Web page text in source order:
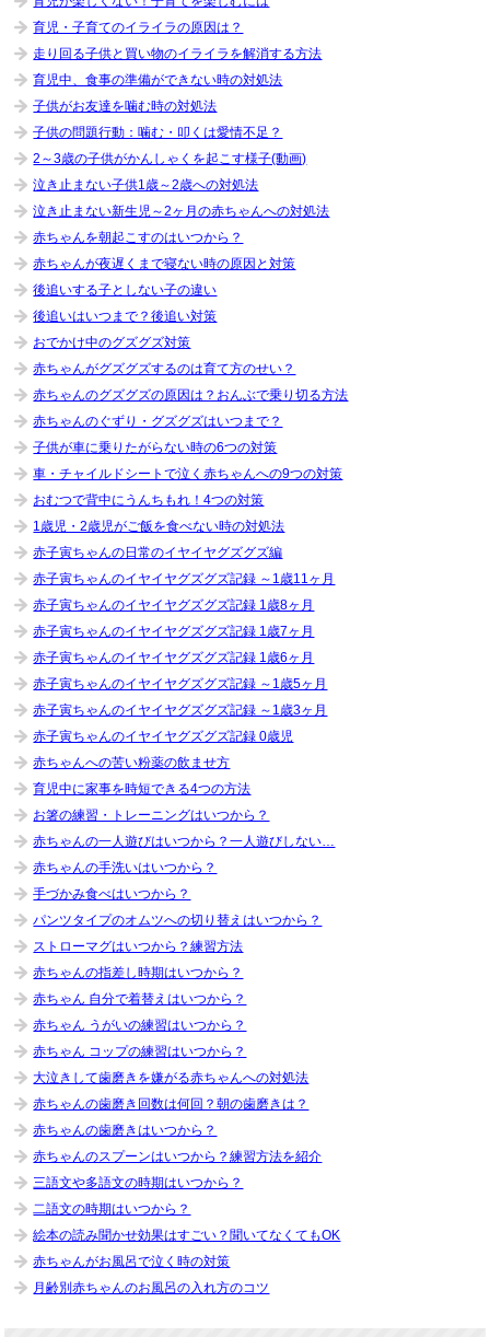
育児・子育てのイライラの原因は？
走り回る子供と買い物のイライラを解消する方法
育児中、食事の準備ができない時の対処法
子供がお友達を噛む時の対処法
子供の問題行動：噛む・叩くは愛情不足？
2～3歳の子供がかんしゃくを起こす様子(動画)
泣き止まない子供1歳～2歳への対処法
泣き止まない新生児～2ヶ月の赤ちゃんへの対処法
赤ちゃんを朝起こすのはいつから？
赤ちゃんが夜遅くまで寝ない時の原因と対策
後追いする子としない子の違い
後追いはいつまで？後追い対策
おでかけ中のグズグズ対策
赤ちゃんがグズグズするのは育て方のせい？
赤ちゃんのグズグズの原因は？おんぶで乗り切る方法
赤ちゃんのぐずり・グズグズはいつまで？
子供が車に乗りたがらない時の6つの対策
車・チャイルドシートで泣く赤ちゃんへの9つの対策
おむつで背中にうんちもれ！4つの対策
1歳児・2歳児がご飯を食べない時の対処法
赤子寅ちゃんの日常のイヤイヤグズグズ編
赤子寅ちゃんのイヤイヤグズグズ記録 ～1歳11ヶ月
赤子寅ちゃんのイヤイヤグズグズ記録 1歳8ヶ月
赤子寅ちゃんのイヤイヤグズグズ記録 1歳7ヶ月
赤子寅ちゃんのイヤイヤグズグズ記録 1歳6ヶ月
赤子寅ちゃんのイヤイヤグズグズ記録 ～1歳5ヶ月
赤子寅ちゃんのイヤイヤグズグズ記録 ～1歳3ヶ月
赤子寅ちゃんのイヤイヤグズグズ記録 0歳児
赤ちゃんへの苦い粉薬の飲ませ方
育児中に家事を時短できる4つの方法
お箸の練習・トレーニングはいつから？
赤ちゃんの一人遊びはいつから？一人遊びしない…
赤ちゃんの手洗いはいつから？
手づかみ食べはいつから？
パンツタイプのオムツへの切り替えはいつから？
ストローマグはいつから？練習方法
赤ちゃんの指差し時期はいつから？
赤ちゃん 自分で着替えはいつから？
赤ちゃん うがいの練習はいつから？
赤ちゃん コップの練習はいつから？
大泣きして歯磨きを嫌がる赤ちゃんへの対処法
赤ちゃんの歯磨き回数は何回？朝の歯磨きは？
赤ちゃんの歯磨きはいつから？
赤ちゃんのスプーンはいつから？練習方法を紹介
三語文や多語文の時期はいつから？
二語文の時期はいつから？
絵本の読み聞かせ効果はすごい？聞いてなくてもOK
赤ちゃんがお風呂で泣く時の対策
月齢別赤ちゃんのお風呂の入れ方のコツ